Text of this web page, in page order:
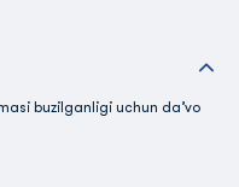
buzilganligi uchun da’vo